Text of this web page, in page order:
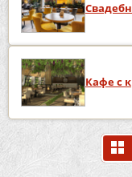
Кафе с